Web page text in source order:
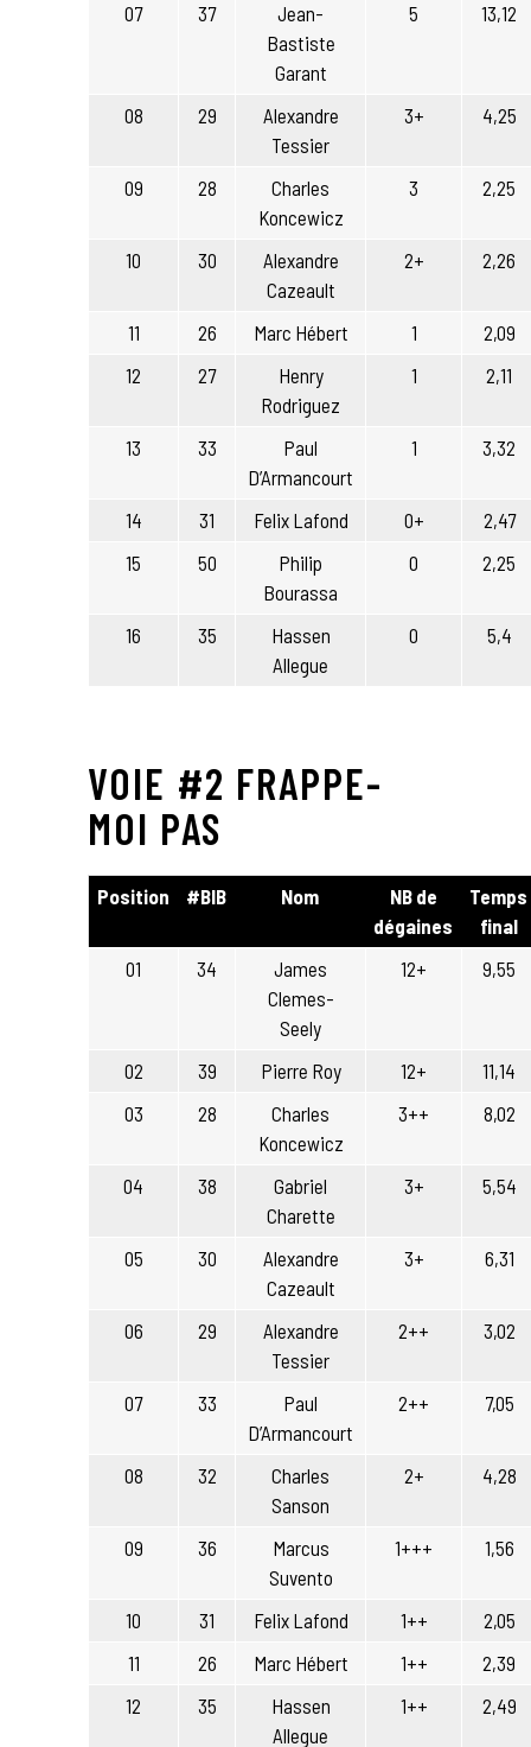
07 37
Jean-
Bastiste
Garant
5 13,12
08 29
Alexandre
Tessier
3+ 4,25
09 28
Charles
Koncewicz
3 2,25
10 30
Alexandre
Cazeault
2+ 2,26
11 26 Marc Hébert 1
2,09
12
27
Henry
Rodriguez
1 2,11
13 33
Paul
D’Armancourt
1 3,32
14 31 Felix Lafond 0+
2,47
15
50
Philip
Bourassa
0 2,25
16 35
Hassen
Allegue
0 5,4
VOIE #2 FRAPPE-
MOI PAS
Position #BIB Nom
NB de
dégaines
Temps
final
01
34
James
Clemes-
Seely
12+ 9,55
02 39 Pierre Roy 12+
11,14
03
28
Charles
Koncewicz
3++ 8,02
04 38
Gabriel
Charette
3+ 5,54
05 30
Alexandre
Cazeault
3+ 6,31
06 29
Alexandre
Tessier
2++ 3,02
07 33
Paul
D’Armancourt
2++ 7,05
08 32
Charles
Sanson
2+ 4,28
09 36
Marcus
Suvento
1+++ 1,56
10 31 Felix Lafond 1++
2,05
11
26 Marc Hébert 1++
2,39
12
35
Hassen
Allegue
1++ 2,49